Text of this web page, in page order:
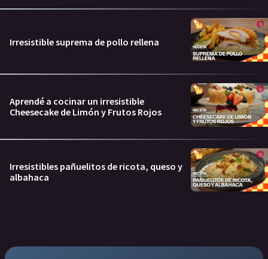
Irresistible suprema de pollo rellena
Aprendé a cocinar un irresistible
Cheesecake de Limón y Frutos Rojos
Irresistibles pañuelitos de ricota, queso y
albahaca